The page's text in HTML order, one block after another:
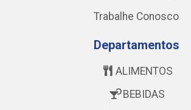
Trabalhe Conosco
Departamentos
ALIMENTOS
BEBIDAS